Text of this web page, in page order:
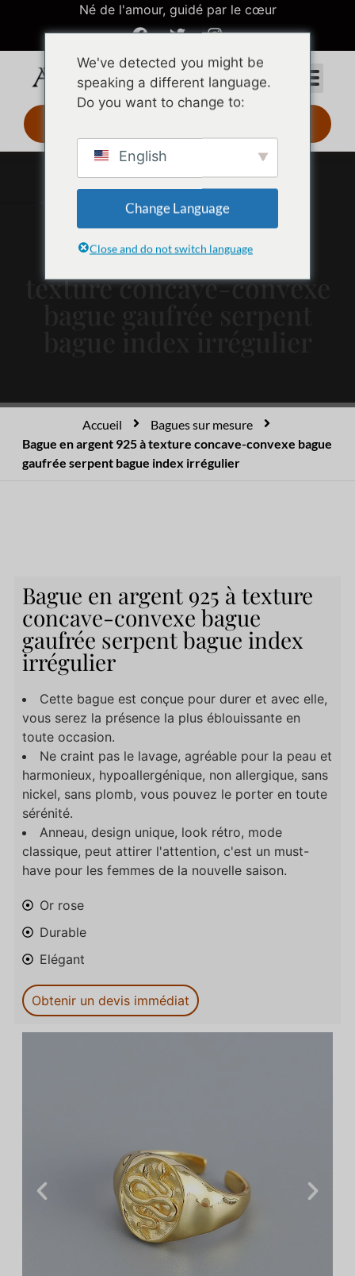
Né de l'amour, guidé par le cœur
Bague en argent 925 à
texture concave-convexe
Accueil
Bagues sur mesure
Bague en argent 925 à texture concave-convexe bague
gaufrée serpent bague index irrégulier
Bague en argent 925 à texture
concave-convexe bague
gaufrée serpent bague index
irrégulier
Cette bague est conçue pour durer et avec elle,
vous serez la présence la plus éblouissante en
toute occasion.
Ne craint pas le lavage, agréable pour la peau et
harmonieux, hypoallergénique, non allergique, sans
nickel, sans plomb, vous pouvez le porter en toute
sérénité.
Anneau, design unique, look rétro, mode
classique, peut attirer l'attention, c'est un must-
have pour les femmes de la nouvelle saison.
Or rose
Durable
Elégant
Obtenir un devis immédiat
We've detected you might be
speaking a different language.
Do you want to change to:
English
Change Language
Close and do not switch language